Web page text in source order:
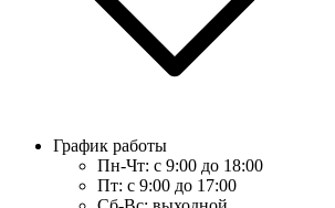
График работы
Пн-Чт: с 9:00 до 18:00
Пт: с 9:00 до 17:00